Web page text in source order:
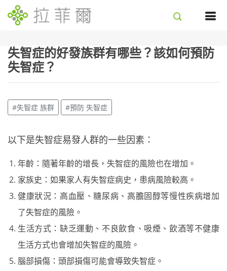
失智症的好發族群有哪些？該如何預防
失智症？
#失智症 族群 #預防 失智症
以下是失智症易發人群的一些因素：
年齡：隨著年齡的增長，失智症的風險也在增加。
家族史：如果家人有失智症病史，患病風險較高。
健康狀況：高血壓、糖尿病、高膽固醇等慢性疾病增加
了失智症的風險。
生活方式：缺乏運動、不良飲食、吸煙、飲酒等不健康
生活方式也會增加失智症的風險。
腦部損傷：頭部損傷可能會導致失智症。